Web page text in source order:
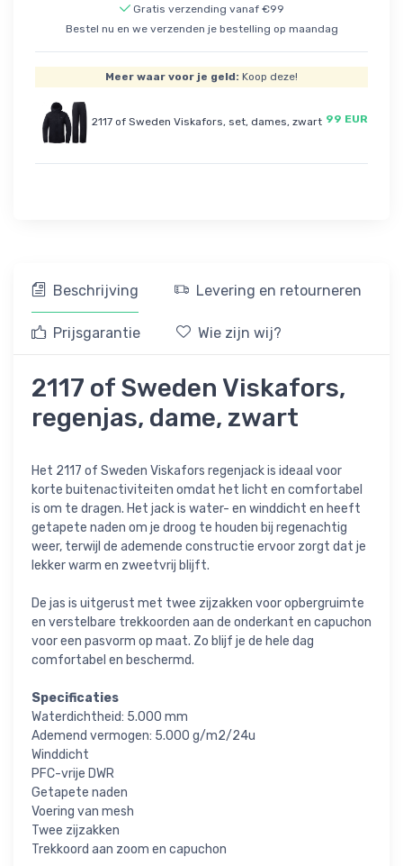
Gratis verzending vanaf €99
Bestel nu en we verzenden je bestelling op maandag
Meer waar voor je geld: Koop deze!
2117 of Sweden Viskafors, set, dames, zwart 99 EUR
Beschrijving Levering en retourneren
Prijsgarantie Wie zijn wij?
2117 of Sweden Viskafors,
regenjas, dame, zwart
Het 2117 of Sweden Viskafors regenjack is ideaal voor
korte buitenactiviteiten omdat het licht en comfortabel
is om te dragen. Het jack is water- en winddicht en heeft
getapete naden om je droog te houden bij regenachtig
weer, terwijl de ademende constructie ervoor zorgt dat je
lekker warm en zweetvrij blijft.
De jas is uitgerust met twee zijzakken voor opbergruimte
en verstelbare trekkoorden aan de onderkant en capuchon
voor een pasvorm op maat. Zo blijf je de hele dag
comfortabel en beschermd.
Specificaties
Waterdichtheid: 5.000 mm
Ademend vermogen: 5.000 g/m2/24u
Winddicht
PFC-vrije DWR
Getapete naden
Voering van mesh
Twee zijzakken
Trekkoord aan zoom en capuchon